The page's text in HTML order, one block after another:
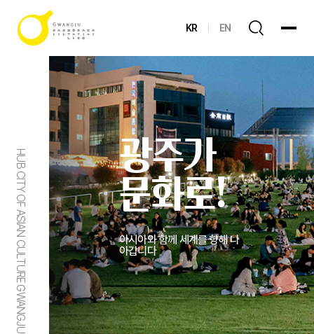
KR EN
HUB CITY OF ASIAN CULTURE GWANGJU
광주가
문화로!
아시아와 함께 세계를 향해 나
아갑니다